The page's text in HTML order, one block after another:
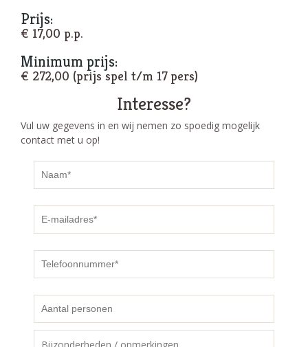
Prijs:
€ 17,00 p.p.
Minimum prijs:
€ 272,00 (prijs spel t/m 17 pers)
Interesse?
Vul uw gegevens in en wij nemen zo spoedig mogelijk
contact met u op!